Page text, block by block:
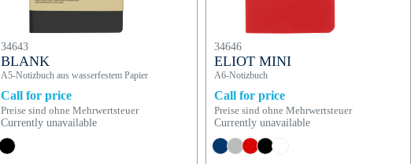
34643
BLANK
A5-Notizbuch aus wasserfestem Papier
Call for price
Preise sind ohne Mehrwertsteuer
Currently unavailable
34646
ELIOT MINI
A6-Notizbuch
Call for price
Preise sind ohne Mehrwertsteuer
Currently unavailable